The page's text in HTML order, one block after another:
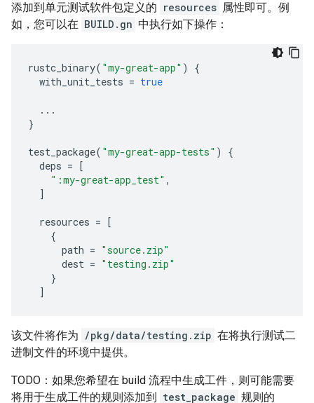
添加到单元测试软件包定义的 resources 属性即可。例
如，您可以在 BUILD.gn 中执行如下操作：
rustc_binary( "my-great-app" )
{
with_unit_tests = true
...
}
test_package( "my-great-app-tests" )
{
deps = [
":my-great-app_test" ,
]
resources = [
{
path = "source.zip"
dest = "testing.zip"
}
]
该文件将作为 /pkg/data/testing.zip 在将执行测试二
进制文件的环境中提供。
TODO：如果您希望在 build 流程中生成工件，则可能需要
将用于生成工件的规则添加到 test_package 规则的